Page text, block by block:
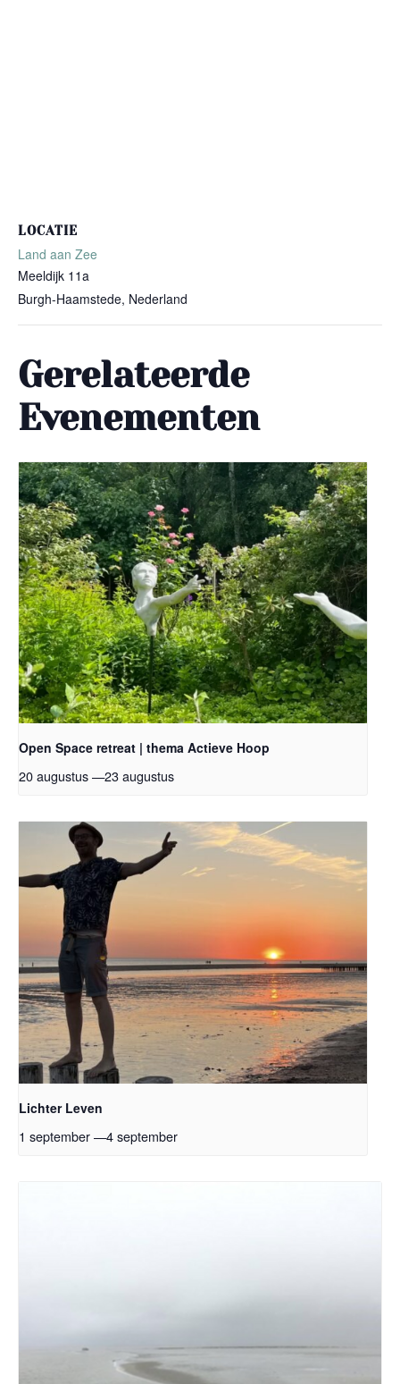
LOCATIE
Land aan Zee
Meeldijk 11a
Burgh-Haamstede, Nederland
Gerelateerde
Evenementen
Open Space retreat | thema Actieve Hoop
20 augustus—23 augustus
Lichter Leven
1 september—4 september